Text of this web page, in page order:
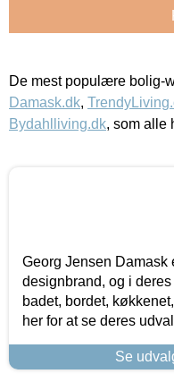
De mest populære bolig-
Damask.dk,
Bydahlliving.dk, som alle
Georg Jensen Damask
designbrand, og i
badet, bordet,
her for at se deres
Se